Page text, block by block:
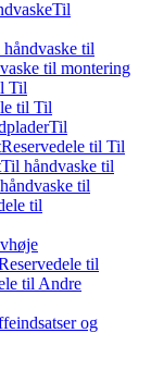
Til
til
til montering
Til
til Til
Til
Reservedele til Til
Til håndvaske til
til
til
til
til Andre
og